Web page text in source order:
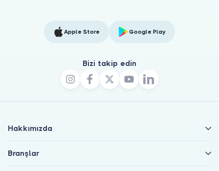
Apple Store Google Play
Bizi takip edin
Hakkımızda
Branşlar